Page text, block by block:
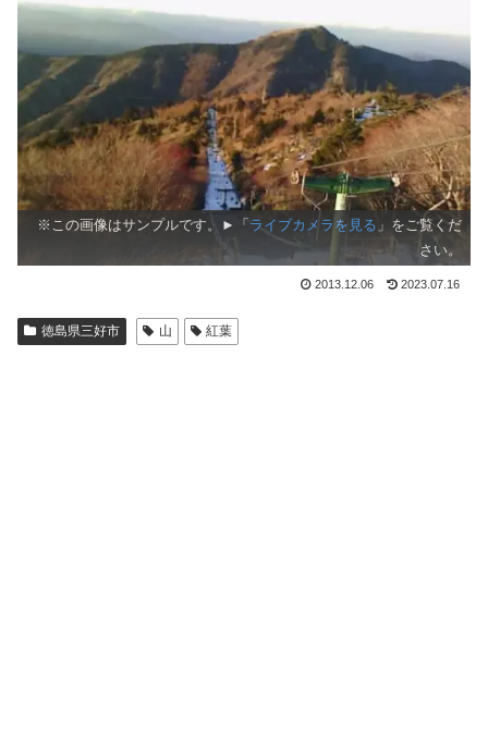
※この画像はサンプルです。►「 ライブカメラを見る 」をご覧くだ
さい。
2013.12.06 2023.07.16
徳島県三好市 山 紅葉